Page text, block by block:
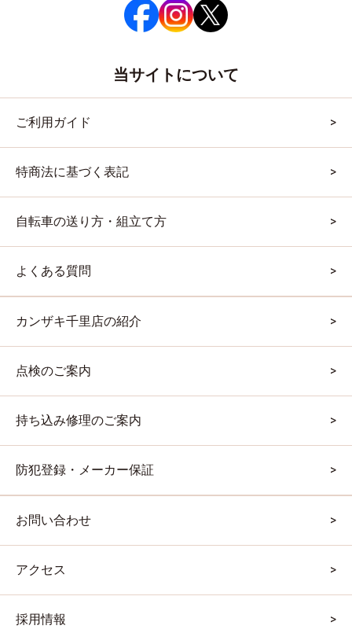
当サイトについて
ご利用ガイド
特商法に基づく表記
自転車の送り方・組立て方
よくある質問
カンザキ千里店の紹介
点検のご案内
持ち込み修理のご案内
防犯登録・メーカー保証
お問い合わせ
アクセス
採用情報